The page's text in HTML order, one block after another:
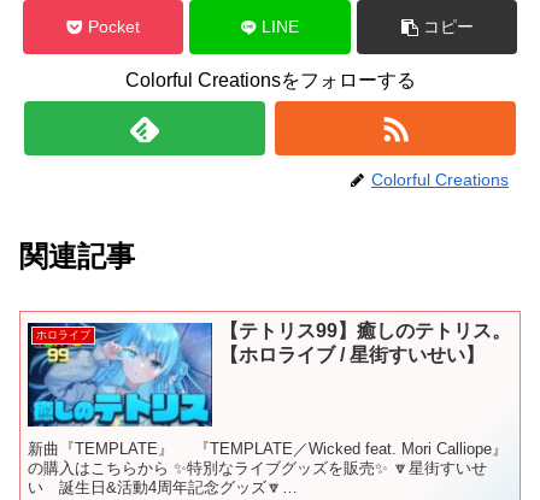
Pocket LINE コピー
Colorful Creationsをフォローする
Colorful Creations
関連記事
ホロライブ
【テトリス99】癒しのテトリス。
【ホロライブ / 星街すいせい】
新曲『TEMPLATE』 『TEMPLATE／Wicked feat. Mori Calliope』
の購入はこちらから ✨特別なライブグッズを販売✨ 🔽星街すいせ
い 誕生日&活動4周年記念グッズ🔽